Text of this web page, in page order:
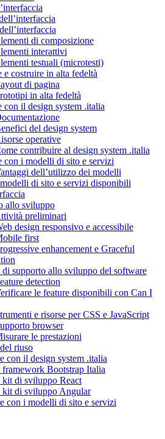
di composizione
interattivi
testuali (microtesti)
e costruire in alta fedeltà
di pagina
in alta fedeltà
con il design system .italia
del design system
operative
contribuire al design system .italia
con i modelli di sito e servizi
dell’utilizzo dei modelli
di sito e servizi disponibili
allo sviluppo
preliminari
design responsivo e accessibile
first
enhancement e Graceful
supporto allo sviluppo del software
detection
le feature disponibili con Can I
e risorse per CSS e JavaScript
browser
le prestazioni
riuso
con il design system .italia
Bootstrap Italia
di sviluppo React
kit di sviluppo Angular
con i modelli di sito e servizi